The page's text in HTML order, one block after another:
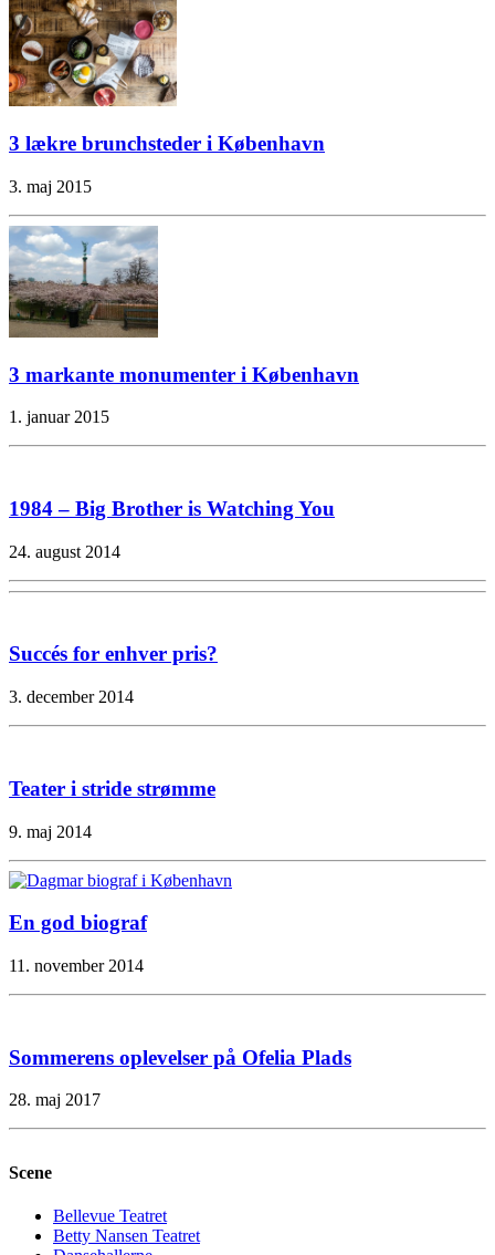
3 lækre brunchsteder i København
3. maj 2015
3 markante monumenter i København
1. januar 2015
1984 – Big Brother is Watching You
24. august 2014
Succés for enhver pris?
3. december 2014
Teater i stride strømme
9. maj 2014
En god biograf
11. november 2014
Sommerens oplevelser på Ofelia Plads
28. maj 2017
Scene
Bellevue Teatret
Betty Nansen Teatret